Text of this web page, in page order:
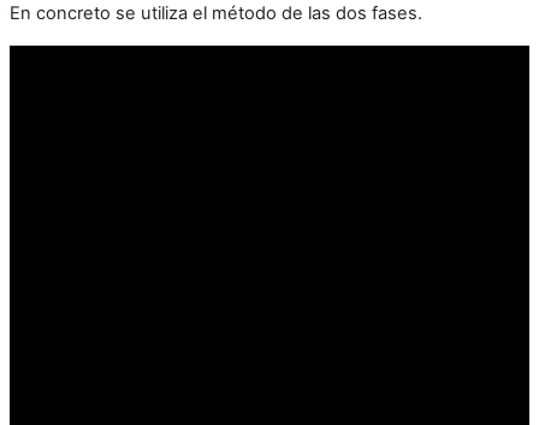
En concreto se utiliza el método de las dos fases.